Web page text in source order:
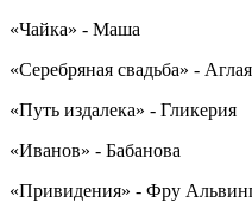
«Чайка» - Маша
«Серебряная свадьба» - Аглая
«Путь издалека» - Гликерия
«Иванов» - Бабанова
«Привидения» - Фру